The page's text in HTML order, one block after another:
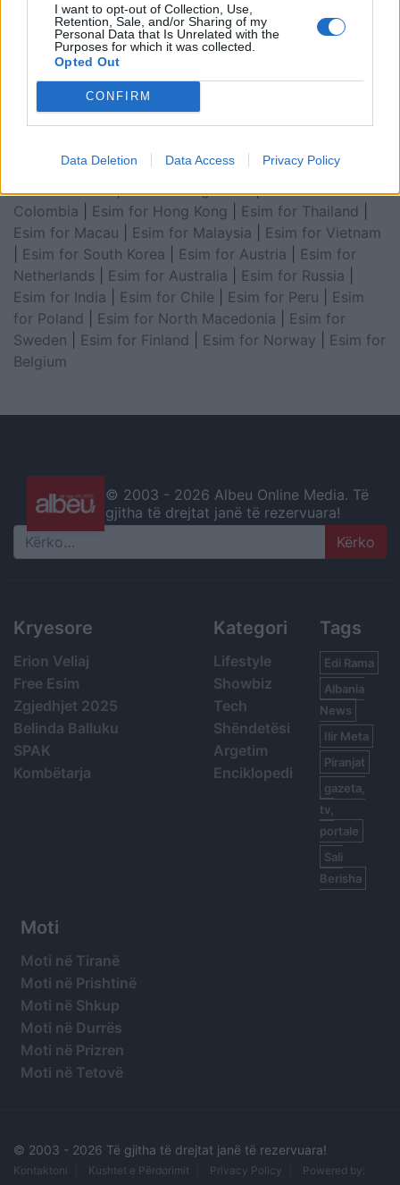
I want to opt-out of Collection, Use,
Retention, Sale, and/or Sharing of my
Personal Data that Is Unrelated with the
Purposes for which it was collected.
Opted Out
CONFIRM
Data Deletion Data Access Privacy Policy
Emirates|Esim for Balkans|Esim for Morocco|
for China|Esim for United Kingdom |Esim for Africa
Esim for Latin America
Cooperation Council|Esim for Middle East|Esim for
South America| Esim for Canada
Esim for Japan|Esim for Albania|Esim for Kosovo|
South Africa|Esim for Algeria|Esim for Portugal
Esim for Brazil|Esim for Argentina|Esim for
Colombia
Esim for Hong Kong Esim for Thailand
Esim for Macau
Esim for Malaysia
Esim for Vietnam
Esim for South Korea Esim for Austria
Esim for
Netherlands
Esim for Australia Esim for Russia
Esim for India
Esim for Chile Esim for Peru
Esim
for Poland
Esim for North Macedonia
Esim for
Sweden
Esim for Finland Esim for Norway
Esim for
Belgium
© 2003 - 2026 Albeu Online Media. Të
gjitha të drejtat janë të rezervuara!
Search
Kryesore
Erion Veliaj
Free Esim
Zgjedhjet 2025
Belinda Balluku
SPAK
Kombëtarja
Kategori
Lifestyle
Showbiz
Tech
Shëndetësi
Argetim
Enciklopedi
Tags
Edi Rama
Albania
News
Ilir Meta
Piranjat
gazeta,
tv,
portale
Sali
Berisha
Moti
Moti në Tiranë
Moti në Prishtinë
Moti në Shkup
Moti në Durrës
Moti në Prizren
Moti në Tetovë
© 2003 - 2026 Të gjitha të drejtat janë të rezervuara!
Kontaktoni Kushtet e Përdorimit Privacy Policy
Powered by: